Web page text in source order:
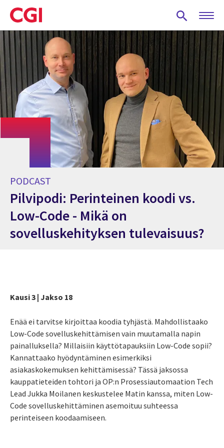
Skip
to
main
content
PODCAST
Pilvipodi: Perinteinen koodi vs.
Low-Code - Mikä on
sovelluskehityksen tulevaisuus?
Kausi 3 | Jakso 18
Enää ei tarvitse kirjoittaa koodia tyhjästä. Mahdollistaako
Low-Code sovelluskehittämisen vain muutamalla napin
painalluksella? Millaisiin käyttötapauksiin Low-Code sopii?
Kannattaako hyödyntäminen esimerkiksi
asiakaskokemuksen kehittämisessä? Tässä jaksossa
kauppatieteiden tohtori ja OP:n Prosessiautomaation Tech
Lead Jukka Moilanen keskustelee Matin kanssa, miten Low-
Code sovelluskehittäminen asemoituu suhteessa
perinteiseen koodaamiseen.